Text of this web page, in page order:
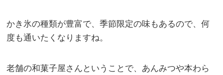
かき氷の種類が豊富で、季節限定の味もあるので、何
度も通いたくなりますね。
老舗の和菓子屋さんということで、あんみつや本わら